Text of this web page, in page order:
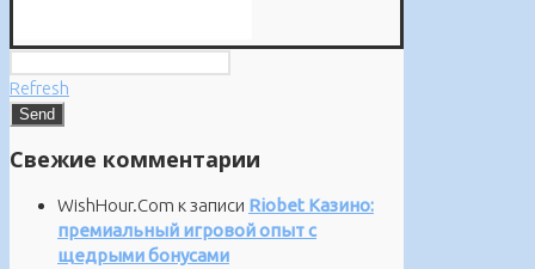
Refresh
Свежие комментарии
WishHour.Com к записи Riobet Казино:
премиальный игровой опыт с
щедрыми бонусами